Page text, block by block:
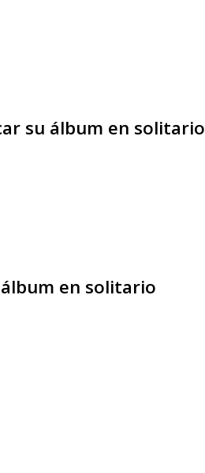
su álbum en solitario
en solitario